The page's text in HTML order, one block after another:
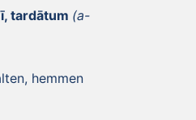
tardātum (a-
hemmen